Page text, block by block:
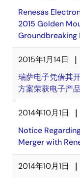
Renesas
2015 Golden
2015年1月14日
瑞萨电子凭借其
方案荣获电子产
2014年10月1日
Notice
Merger with
2014年10月1日